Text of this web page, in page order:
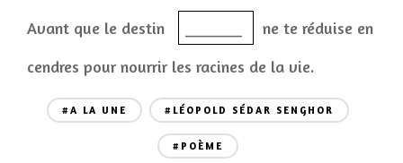
Avant que le destin
ne te réduise en
cendres pour nourrir les racines de la vie.
#A LA UNE #LÉOPOLD SÉDAR SENGHOR
#POÈME